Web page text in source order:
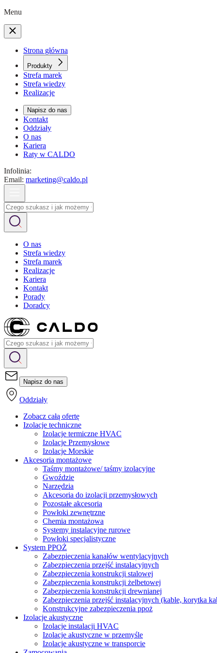
Menu
Strona główna
Produkty
Strefa marek
Strefa wiedzy
Realizacje
Napisz do nas
Kontakt
Oddziały
O nas
Kariera
Raty w CALDO
Infolinia:
Email: marketing@caldo.pl
O nas
Strefa wiedzy
Strefa marek
Realizacje
Kariera
Kontakt
Porady
Doradcy
Napisz do nas
Oddziały
Zobacz całą ofertę
Izolacje techniczne
Izolacje termiczne HVAC
Izolacje Przemysłowe
Izolacje Morskie
Akcesoria montażowe
Taśmy montażowe/ taśmy izolacyjne
Gwoździe
Narzędzia
Akcesoria do izolacji przemysłowych
Pozostałe akcesoria
Powłoki zewnętrzne
Chemia montażowa
Systemy instalacyjne rurowe
Powłoki specjalistyczne
System PPOŻ
Zabezpieczenia kanałów wentylacyjnych
Zabezpieczenia przejść instalacyjnych
Zabezpieczenia konstrukcji stalowej
Zabezpieczenia konstrukcji żelbetowej
Zabezpieczenia konstrukcji drewnianej
Zabezpieczenia przejść instalacyjnych (kable, korytka
Konstrukcyjne zabezpieczenia ppoż
Izolacje akustyczne
Izolacje instalacji HVAC
Izolacje akustyczne w przemyśle
Izolacje akustyczne w transporcie